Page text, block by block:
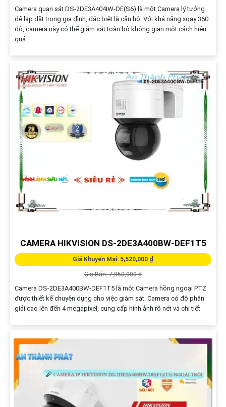
Camera quan sát DS-2DE3A404IW-DE(S6) là một Camera lý tưởng
để lắp đặt trong gia đình, đặc biệt là căn hộ. Với khả năng xoay 360
độ, camera này có thể giám sát toàn bộ không gian một cách hiệu
quả
CAMERA HIKVISION DS-2DE3A400BW-DEF1T5
Giá Khuyến Mại: 5,520,000 ₫
Giá Bán: 7,850,000 ₫
Camera DS-2DE3A400BW-DEF1T5 là một Camera hồng ngoại PTZ
được thiết kế chuyên dụng cho việc giám sát. Camera có độ phân
giải cao lên đến 4 megapixel, cung cấp hình ảnh rõ nét và chi tiết